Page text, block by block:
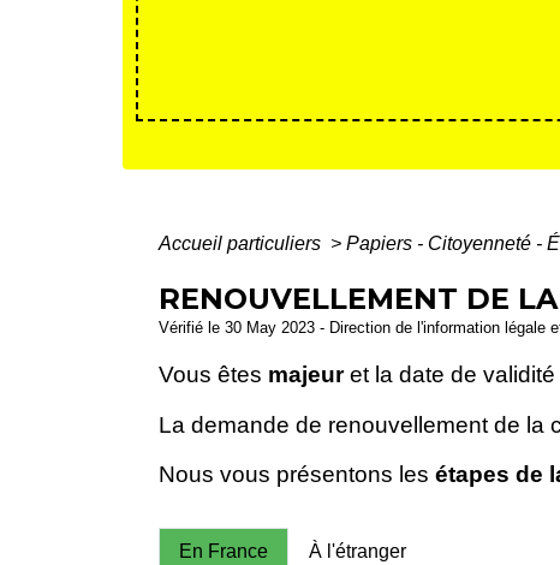
Accueil particuliers > Papiers - Citoyenneté -
RENOUVELLEMENT DE
Vérifié le 30 May 2023 - Direction de l'information légale
Vous êtes majeuret la date de
La demande de renouvellement de la
Nous vous présentons les étapes de
En France À l'étranger